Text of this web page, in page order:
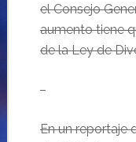
el Consejo
aumento tiene
de la Ley de
…
En un reportaje